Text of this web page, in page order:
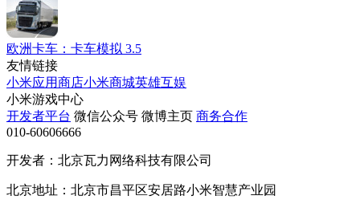
欧洲卡车：卡车模拟 3.5
友情链接
小米应用商店小米商城英雄互娱
小米游戏中心
开发者平台 微信公众号 微博主页 商务合作
010-60606666
开发者：北京瓦力网络科技有限公司
北京地址：北京市昌平区安居路小米智慧产业园